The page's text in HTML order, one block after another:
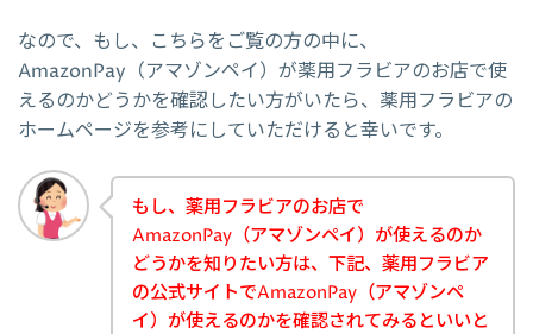
なので、もし、こちらをご覧の方の中に、
AmazonPay（アマゾンペイ）が薬用フラビアのお店で使
えるのかどうかを確認したい方がいたら、薬用フラビアの
ホームページを参考にしていただけると幸いです。
もし、薬用フラビアのお店で
AmazonPay（アマゾンペイ）が使えるのか
どうかを知りたい方は、下記、薬用フラビア
の公式サイトでAmazonPay（アマゾンペ
イ）が使えるのかを確認されてみるといいと